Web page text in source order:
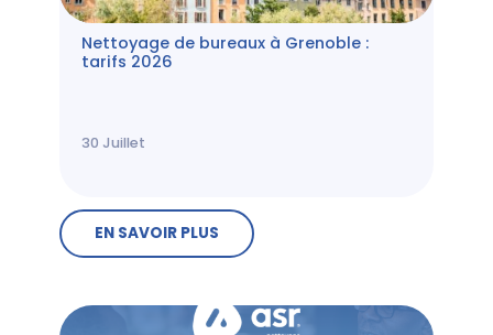
Nettoyage de bureaux à Grenoble :
tarifs 2026
30 Juillet
EN SAVOIR PLUS